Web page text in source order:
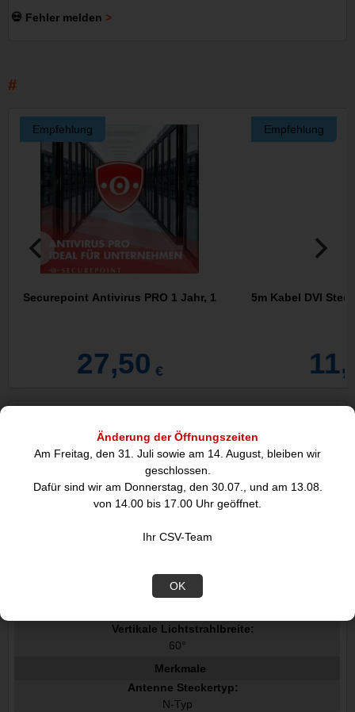
Änderung der Öffnungszeiten
Am Freitag, den 31. Juli sowie am 14. August, bleiben wir
geschlossen.
Dafür sind wir am Donnerstag, den 30.07., und am 13.08.
von 14.00 bis 17.00 Uhr geöffnet.
Ihr CSV-Team
OK
💀 Fehler melden
Empfehlung
Securepoint Antivirus PRO 1 Jahr, 1
27,50 €
Empfehlung
5m Kabel DVI
Leistungen
Antenne Zunahmeniveau max:
10,5 dBi
0.698 - 0.96 / 1.71 - 2.7 GHz
50 Ohm
Horizontale Lichtstrahlbreite:
Vertikale Lichtstrahlbreite:
60°
Merkmale
Antenne Steckertyp:
N-Typ